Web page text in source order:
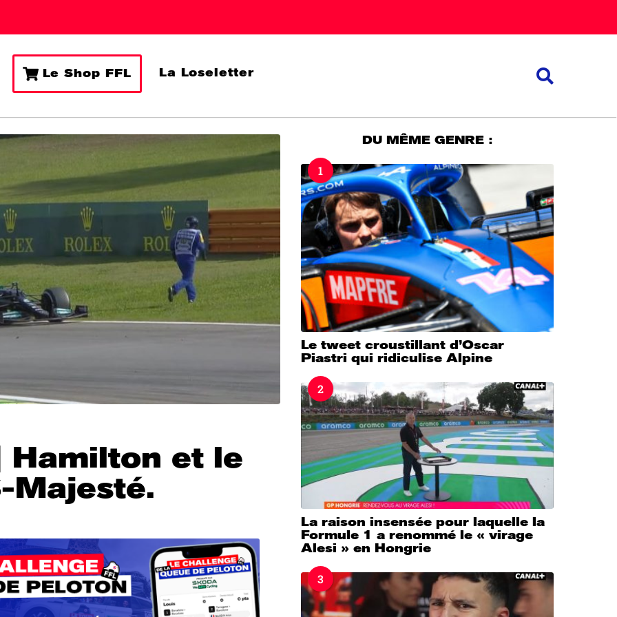
Le Shop FFL La Loseletter
Hamilton et le
Majesté.
DU MÊME GENRE :
1
Le tweet croustillant d’Oscar
Piastri qui ridiculise Alpine
2
La raison insensée pour laquelle la
Formule 1 a renommé le « virage
Alesi » en Hongrie
3